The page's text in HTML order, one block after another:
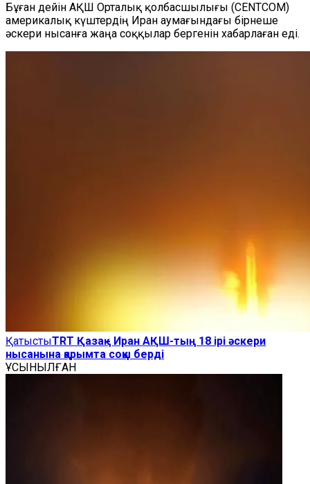
Бұған дейін АҚШ Орталық қолбасшылығы (CENTCOM)
америкалық күштердің Иран аумағындағы бірнеше
әскери нысанға жаңа соққылар бергенін хабарлаған еді.
ҚатыстыTRT Қазақ - Иран АҚШ-тың 18 ірі әскери
нысанына қарымта соққы берді
ҰСЫНЫЛҒАН